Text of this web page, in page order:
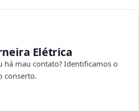
Elétrica
há mau contato? Identificamos o
conserto.